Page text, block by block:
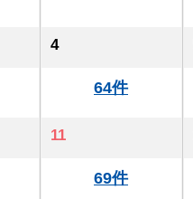
4
64件
11
69件